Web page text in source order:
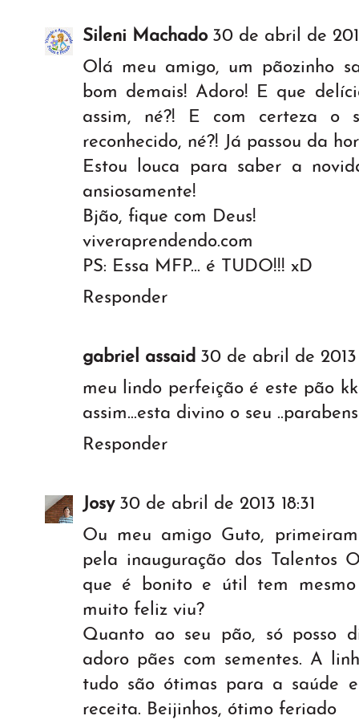
Sileni Machado 30 de abril de
Olá meu amigo, um pãozinho
bom demais! Adoro! E que
assim, né?! E com certeza o
reconhecido, né?! Já passou da
Estou louca para saber a
ansiosamente!
Bjão, fique com Deus!
viveraprendendo.com
PS: Essa MFP... é TUDO!!! xD
Responder
gabriel assaid 30 de abril de 2013
meu lindo perfeição é este pão
assim...esta divino o seu
Responder
Josy 30 de abril de 2013 18:31
Ou meu amigo Guto,
pela inauguração dos Talentos
que é bonito e útil tem
muito feliz viu?
Quanto ao seu pão, só posso
adoro pães com sementes. A
tudo são ótimas para a saúde
receita. Beijinhos, ótimo feriado